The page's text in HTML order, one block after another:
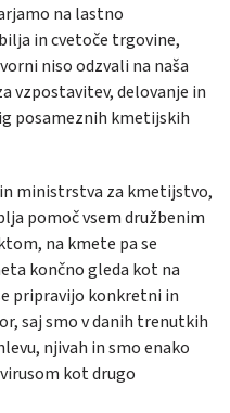
na lastno
in cvetoče trgovine,
niso odzvali na naša
vzpostavitev, delovanje in
posameznih kmetijskih
ministrstva za kmetijstvo,
pomoč vsem družbenim
na kmete pa se
končno gleda kot na
pripravijo konkretni in
saj smo v danih trenutkih
njivah in smo enako
kot drugo